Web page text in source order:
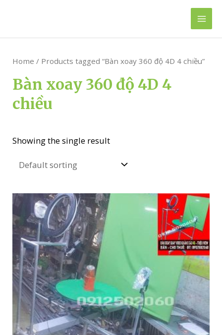
Main
Home / Products tagged “Bàn xoay 360 độ 4D 4 chiều”
Bàn xoay 360 độ 4D 4
chiều
Showing the single result